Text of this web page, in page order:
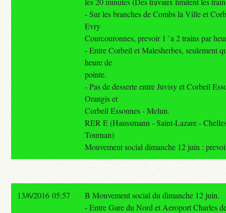
- Sur les branches de Combs la Ville et
Evry
Courcouronnes, prevoir 1 `a 2 trains par
- Entre Corbeil et Malesherbes, seulement
heure de
pointe.
- Pas de desserte entre Juvisy et Corbeil
Orangis et
Corbeil Essonnes - Melun.
RER E (Haussmann - Saint-Lazare -
Tournan)
Mouvement social dimanche 12 juin :
13/6/2016 05:57
B Mouvement social du dimanche 12 juin.
- Entre Gare du Nord et Aeroport Charles